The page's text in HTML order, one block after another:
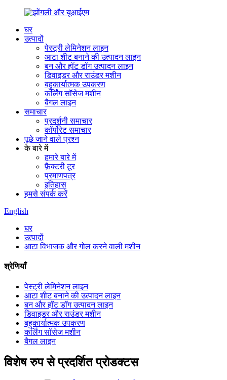
घर
उत्पादों
पेस्ट्री लेमिनेशन लाइन
आटा शीट बनाने की उत्पादन लाइन
बन और हॉट डॉग उत्पादन लाइन
डिवाइडर और राउंडर मशीन
बहुकार्यात्मक उपकरण
कर्लिंग सॉसेज मशीन
बैगल लाइन
समाचार
प्रदर्शनी समाचार
कॉर्पोरेट समाचार
पूछे जाने वाले प्रश्न
के बारे में
हमारे बारे में
फ़ैक्टरी टूर
प्रमाणपत्र
इतिहास
हमसे संपर्क करें
English
घर
उत्पादों
आटा विभाजक और गोल करने वाली मशीन
श्रेणियाँ
पेस्ट्री लेमिनेशन लाइन
आटा शीट बनाने की उत्पादन लाइन
बन और हॉट डॉग उत्पादन लाइन
डिवाइडर और राउंडर मशीन
बहुकार्यात्मक उपकरण
कर्लिंग सॉसेज मशीन
बैगल लाइन
विशेष रुप से प्रदर्शित प्रोडक्टस